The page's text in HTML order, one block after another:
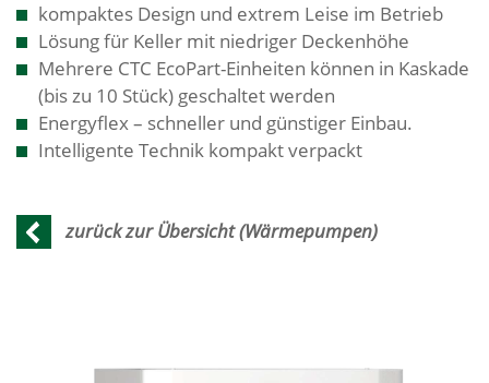
kompaktes Design und extrem Leise im Betrieb
Lösung für Keller mit niedriger Deckenhöhe
Mehrere CTC EcoPart-Einheiten können in Kaskade
(bis zu 10 Stück) geschaltet werden
Energyflex – schneller und günstiger Einbau.
Intelligente Technik kompakt verpackt
zurück zur Übersicht (Wärmepumpen)